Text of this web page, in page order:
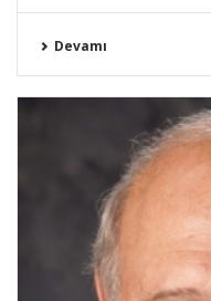
Devamı